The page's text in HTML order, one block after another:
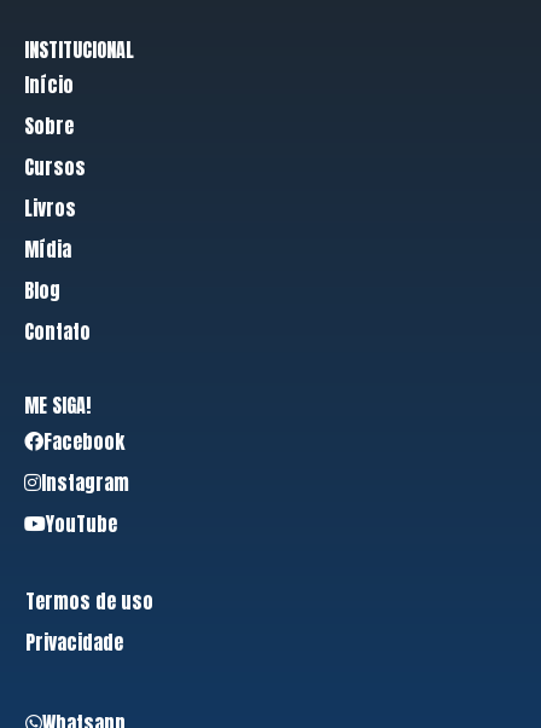
INSTITUCIONAL
Início
Sobre
Cursos
Livros
Mídia
Blog
Contato
ME SIGA!
Facebook
Instagram
YouTube
Termos de uso
Privacidade